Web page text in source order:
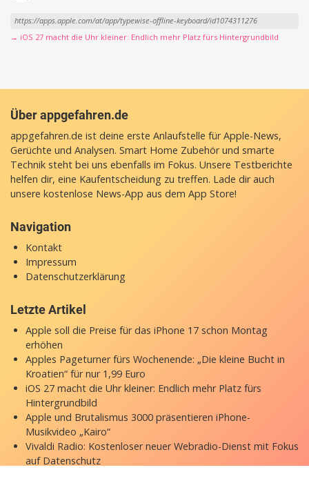
https://apps.apple.com/at/app/typewise-offline-keyboard/id1074311276
→ iOS 27 macht die Uhr kleiner: Endlich mehr Platz fürs Hintergrundbild
Über appgefahren.de
appgefahren.de ist deine erste Anlaufstelle für Apple-News,
Gerüchte und Analysen. Smart Home Zubehör und smarte
Technik steht bei uns ebenfalls im Fokus. Unsere Testberichte
helfen dir, eine Kaufentscheidung zu treffen. Lade dir auch
unsere kostenlose News-App aus dem App Store!
Navigation
Kontakt
Impressum
Datenschutzerklärung
Letzte Artikel
Apple soll die Preise für das iPhone 17 schon Montag
erhöhen
Apples Pageturner fürs Wochenende: „Die kleine Bucht in
Kroatien“ für nur 1,99 Euro
iOS 27 macht die Uhr kleiner: Endlich mehr Platz fürs
Hintergrundbild
Apple und Brutalismus 3000 präsentieren iPhone-
Musikvideo „Kairo“
Vivaldi Radio: Kostenloser neuer Webradio-Dienst mit Fokus
auf Datenschutz